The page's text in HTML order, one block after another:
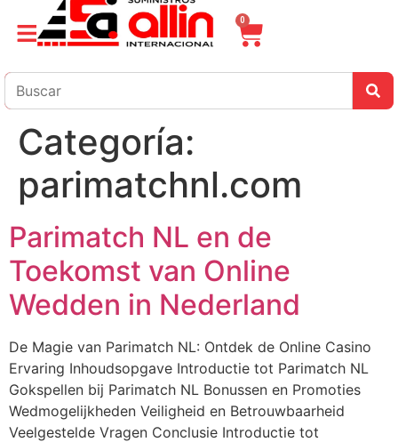
0
Categoría:
parimatchnl.com
Parimatch NL en de
Toekomst van Online
Wedden in Nederland
De Magie van Parimatch NL: Ontdek de Online Casino
Ervaring Inhoudsopgave Introductie tot Parimatch NL
Gokspellen bij Parimatch NL Bonussen en Promoties
Wedmogelijkheden Veiligheid en Betrouwbaarheid
Veelgestelde Vragen Conclusie Introductie tot